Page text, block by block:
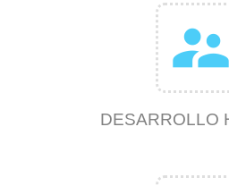
supervisor_account
DESARROLLO